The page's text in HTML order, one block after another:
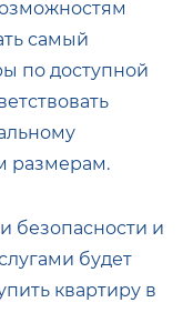
самый
по доступной
размерам.
безопасности и
будет
квартиру в